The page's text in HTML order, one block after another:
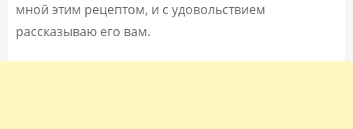
мной этим рецептом, и с удовольствием
рассказываю его вам.